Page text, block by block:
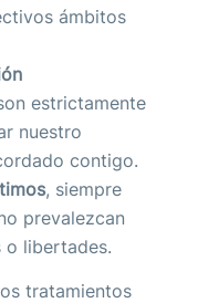
ámbitos
estrictamente
nuestro
contigo.
, siempre
prevalezcan
o libertades.
tratamientos